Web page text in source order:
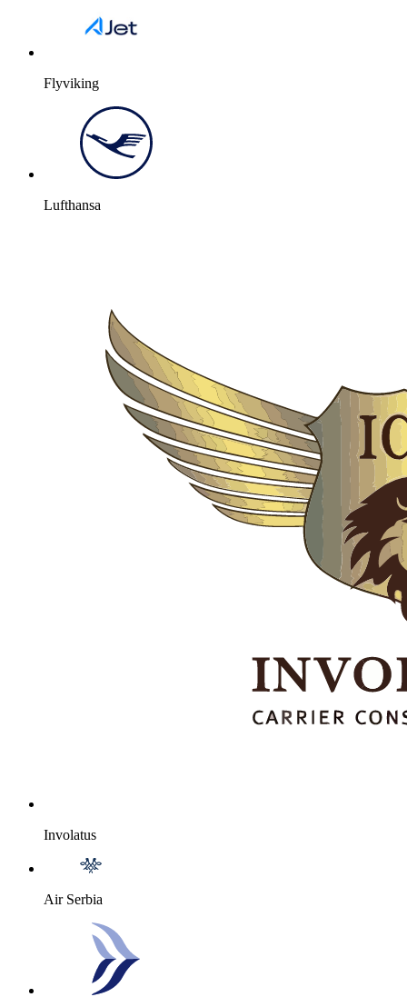
Flyviking
Lufthansa
Involatus
Air Serbia